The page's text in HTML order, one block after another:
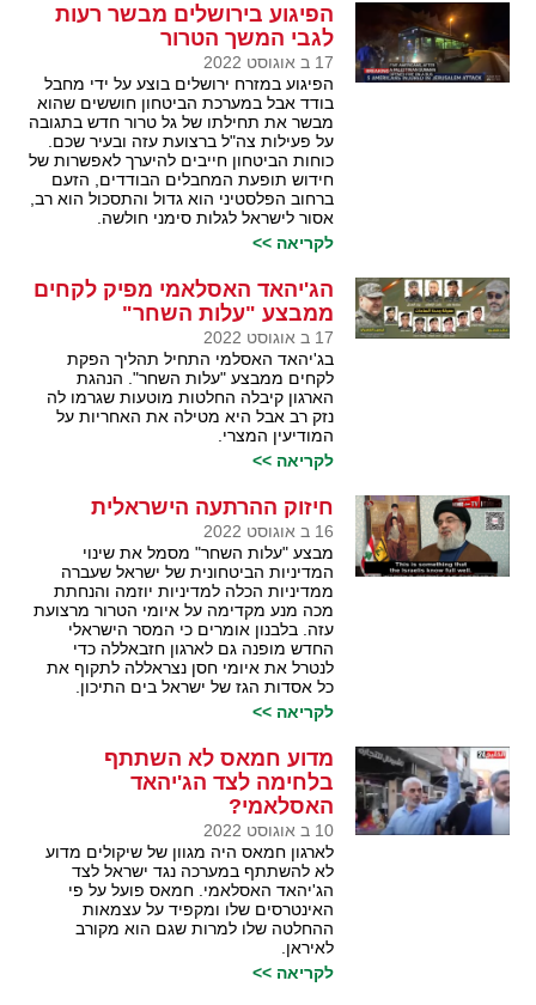
הפיגוע בירושלים מבשר רעות
לגבי המשך הטרור
17 ב אוגוסט 2022
הפיגוע במזרח ירושלים בוצע על ידי מחבל
בודד אבל במערכת הביטחון חוששים שהוא
מבשר את תחילתו של גל טרור חדש בתגובה
על פעילות צה"ל ברצועת עזה ובעיר שכם.
כוחות הביטחון חייבים להיערך לאפשרות של
חידוש תופעת המחבלים הבודדים, הזעם
ברחוב הפלסטיני הוא גדול והתסכול הוא רב,
אסור לישראל לגלות סימני חולשה.
לקריאה >>
הג'יהאד האסלאמי מפיק לקחים
ממבצע "עלות השחר"
17 ב אוגוסט 2022
בג'יהאד האסלמי התחיל תהליך הפקת
לקחים ממבצע "עלות השחר". הנהגת
הארגון קיבלה החלטות מוטעות שגרמו לה
נזק רב אבל היא מטילה את האחריות על
המודיעין המצרי.
לקריאה >>
חיזוק ההרתעה הישראלית
16 ב אוגוסט 2022
מבצע "עלות השחר" מסמל את שינוי
המדיניות הביטחונית של ישראל שעברה
ממדיניות הכלה למדיניות יוזמה והנחתת
מכה מנע מקדימה על איומי הטרור מרצועת
עזה. בלבנון אומרים כי המסר הישראלי
החדש מופנה גם לארגון חזבאללה כדי
לנטרל את איומי חסן נצראללה לתקוף את
כל אסדות הגז של ישראל בים התיכון.
לקריאה >>
מדוע חמאס לא השתתף
בלחימה לצד הג'יהאד
האסלאמי?
10 ב אוגוסט 2022
לארגון חמאס היה מגוון של שיקולים מדוע
לא להשתתף במערכה נגד ישראל לצד
הג'יהאד האסלאמי. חמאס פועל על פי
האינטרסים שלו ומקפיד על עצמאות
ההחלטה שלו למרות שגם הוא מקורב
לאיראן.
לקריאה >>